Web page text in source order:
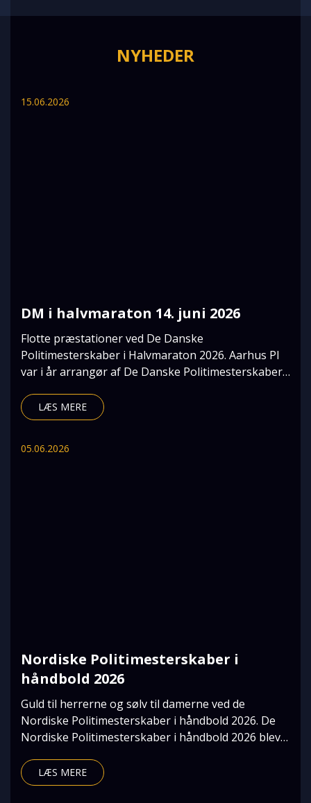
NYHEDER
15.06.2026
DM i halvmaraton 14. juni 2026
Flotte præstationer ved De Danske
Politimesterskaber i Halvmaraton 2026. Aarhus PI
var i år arrangør af De Danske Politimesterskaber i
LÆS MERE
05.06.2026
Nordiske Politimesterskaber i
håndbold 2026
Guld til herrerne og sølv til damerne ved de
Nordiske Politimesterskaber i håndbold 2026. De
Nordiske Politimesterskaber i håndbold 2026 blev
LÆS MERE